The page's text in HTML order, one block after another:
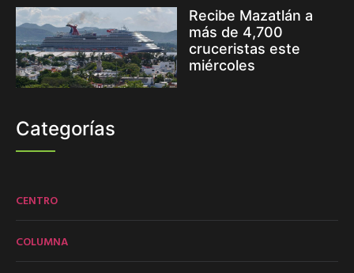
Recibe Mazatlán a
más de 4,700
cruceristas este
miércoles
Categorías
CENTRO
COLUMNA